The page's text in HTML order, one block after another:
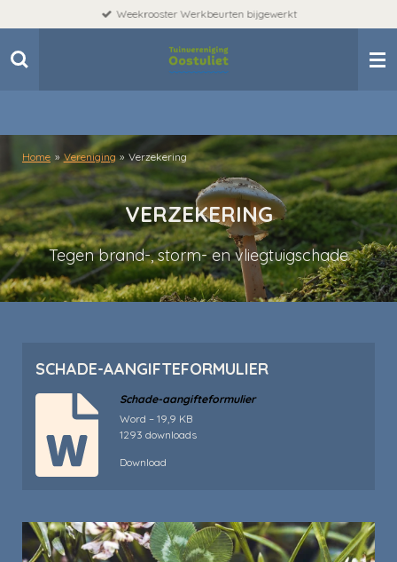
naar
hoofdinhoud
Weekrooster Werkbeurten bijgewerkt
Home » Vereniging » Verzekering
VERZEKERING
Tegen brand-, storm- en vliegtuigschade
SCHADE-AANGIFTEFORMULIER
Schade-aangifteformulier
Word – 19,9 KB
1293 downloads
Download